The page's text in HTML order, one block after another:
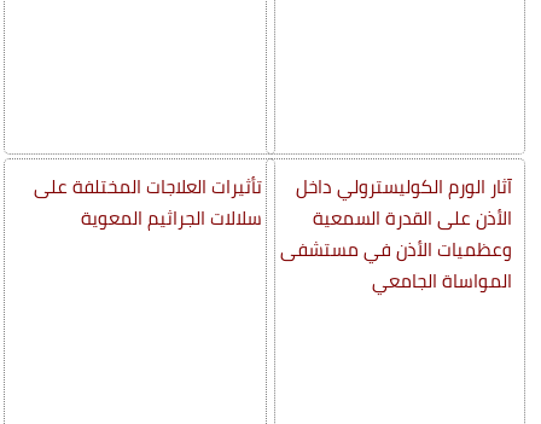
آثار الورم الكوليسترولي داخل
الأذن على القدرة السمعية
وعظميات الأذن في مستشفى
المواساة الجامعي
تأثيرات العلاجات المختلفة على
سلالات الجراثيم المعوية